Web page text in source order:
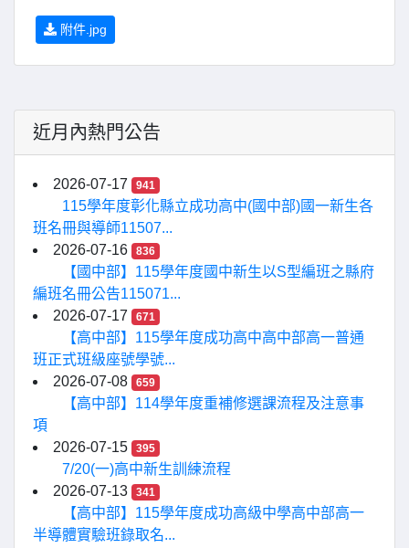
附件.jpg
近月內熱門公告
2026-07-17 941
115學年度彰化縣立成功高中(國中部)國一新生各
班名冊與導師11507...
2026-07-16
836
【國中部】115學年度國中新生以S型編班之縣府
編班名冊公告115071...
2026-07-17
671
【高中部】115學年度成功高中高中部高一普通
班正式班級座號學號...
2026-07-08
659
【高中部】114學年度重補修選課流程及注意事
項
2026-07-15
395
7/20(一)高中新生訓練流程
2026-07-13
341
【高中部】115學年度成功高級中學高中部高一
半導體實驗班錄取名...